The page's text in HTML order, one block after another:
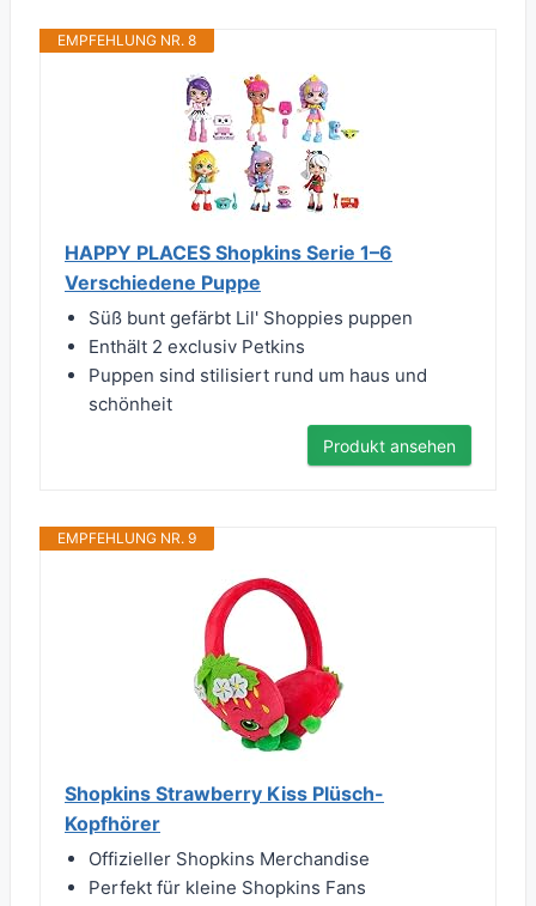
EMPFEHLUNG NR. 8
HAPPY PLACES Shopkins Serie 1–6
Verschiedene Puppe
Süß bunt gefärbt Lil' Shoppies puppen
Enthält 2 exclusiv Petkins
Puppen sind stilisiert rund um haus und
schönheit
Produkt ansehen
EMPFEHLUNG NR. 9
Shopkins Strawberry Kiss Plüsch-
Kopfhörer
Offizieller Shopkins Merchandise
Perfekt für kleine Shopkins Fans